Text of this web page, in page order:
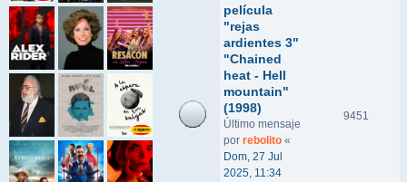
película
"rejas
ardientes 3"
"Chained
heat - Hell
mountain"
(1998)
Último mensaje
por rebolito «
Dom, 27 Jul
2025, 11:34
9451